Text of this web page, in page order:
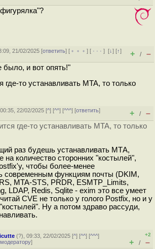
21/02/2025 [ответить] [ ﹢﹢﹢] [ · · ·][↓] [↑]
+ / –
было, и вот опять!"
где-то устанавливать MTA, то только
22/02/2025 [^] [^^] [^^^] [ответить]
+ / –
где-то устанавливать MTA, то только
раз будешь устанавливать МТА,
на количество сторонних "костылей",
чтобы более-менее
современным функциям почты (DKIM,
MTA-STS, PRDR, ESMTP_Limits,
LDAP, Redis, Sqlite - exim это все умеет
CVE не только у голого Postfix, но и у
Ну а потом здраво рассуди,
(?), 09:33, 22/02/2025 [^] [^^] [^^^]
]
+2
+ / –